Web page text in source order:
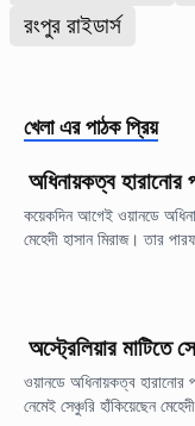
রংপুর রাইডার্স
খেলা এর পাঠক প্রিয়
অধিনায়কত্ব হারানোর
কয়েকদিন আগেই ওয়ানডে
মেহেদী হাসান মিরাজ। তার
অস্ট্রেলিয়ার মাটিতে
ওয়ানডে অধিনায়কত্ব হারানোর
নেমেই সেঞ্চুরি হাঁকিয়েছেন